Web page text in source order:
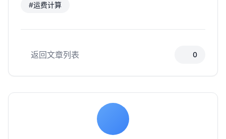
#运费计算
返回文章列表 0